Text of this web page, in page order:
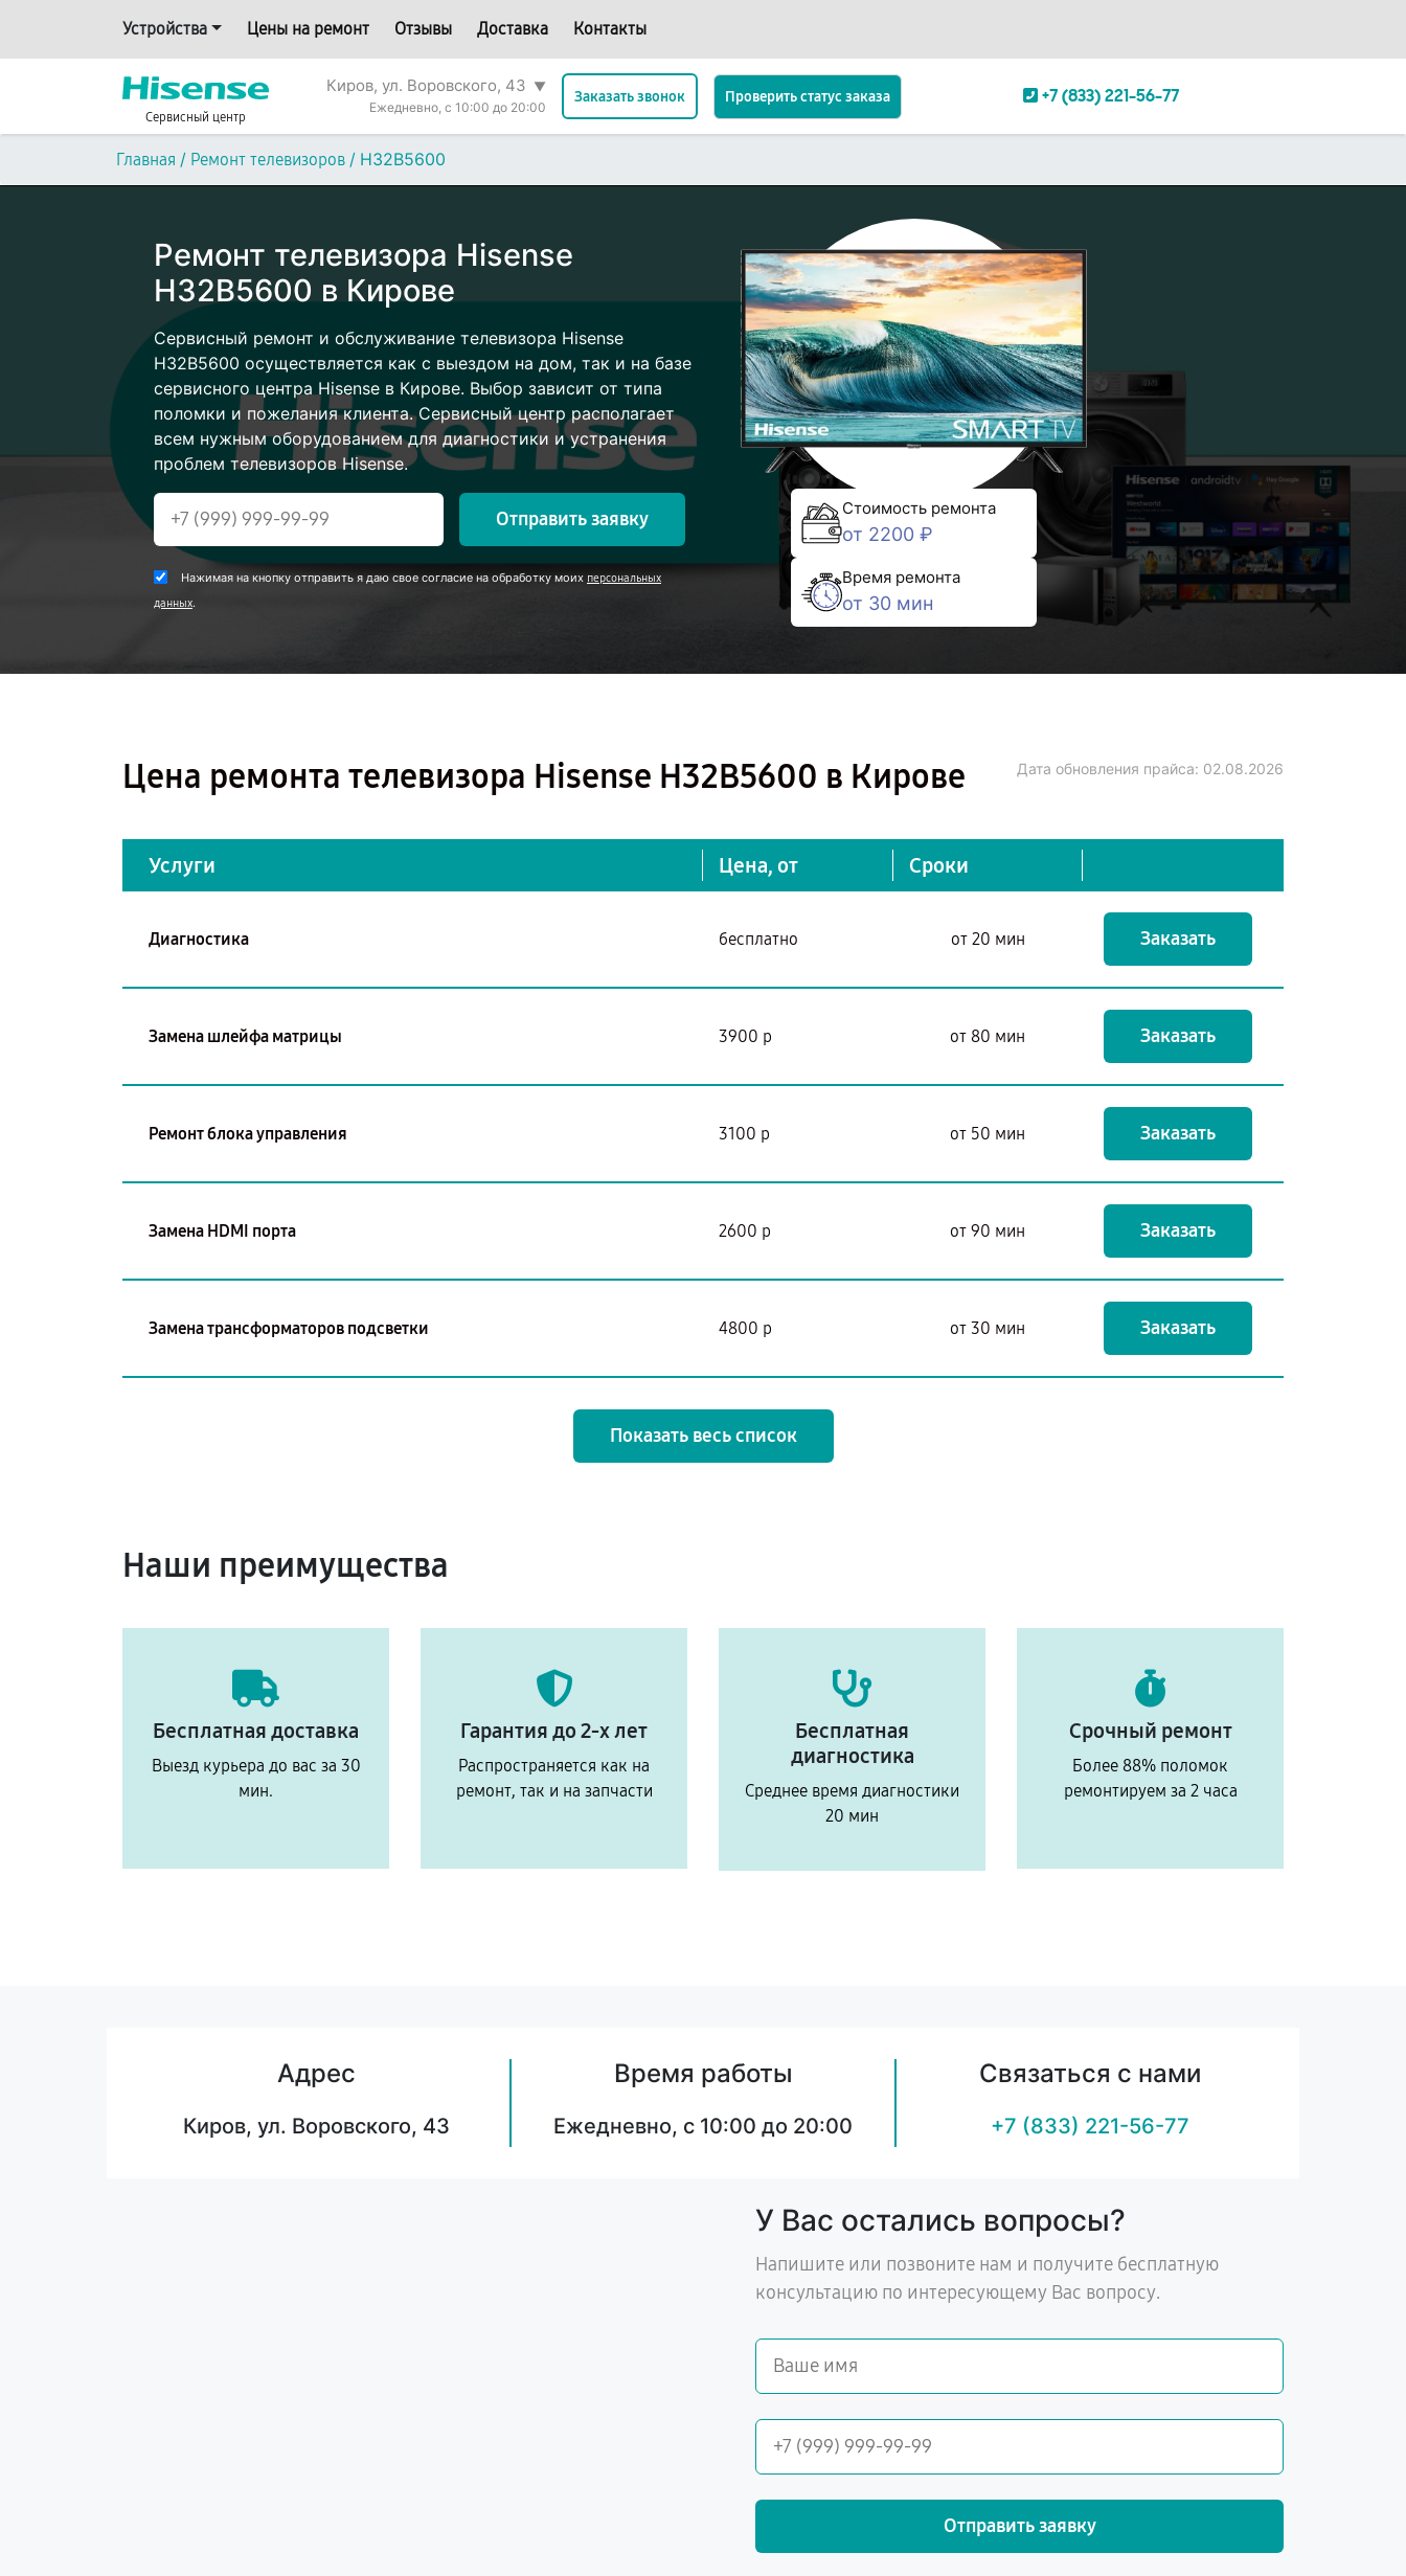
Устройства Цены на ремонт Отзывы Доставка Контакты
Сервисный центр
Киров, ул. Воровского, 43 ▼
Ежедневно, с 10:00 до 20:00
Заказать звонок Проверить статус заказа +7 (833) 221-56-77
Главная / Ремонт телевизоров / H32B5600
Ремонт телевизора Hisense
H32B5600 в Кирове
Сервисный ремонт и обслуживание телевизора Hisense
H32B5600 осуществляется как с выездом на дом, так и на базе
сервисного центра Hisense в Кирове. Выбор зависит от типа
поломки и пожелания клиента. Сервисный центр располагает
всем нужным оборудованием для диагностики и устранения
проблем телевизоров Hisense.
Отправить заявку
Нажимая на кнопку отправить я даю свое согласие на обработку моих персональных
данных.
Стоимость ремонта
от 2200 ₽
Время ремонта
от 30 мин
Цена ремонта телевизора Hisense H32B5600 в Кирове Дата обновления прайса: 02.08.2026
Услуги Цена, от Сроки
Диагностика бесплатно от 20 мин Заказать
Замена шлейфа матрицы 3900 р от 80 мин Заказать
Ремонт блока управления 3100 р от 50 мин Заказать
Замена HDMI порта 2600 р от 90 мин Заказать
Замена трансформаторов подсветки 4800 р от 30 мин Заказать
Показать весь список
Наши преимущества
Бесплатная доставка
Выезд курьера до вас за 30
мин.
Гарантия до 2-х лет
Распространяется как на
ремонт, так и на запчасти
Бесплатная
диагностика
Среднее время диагностики
20 мин
Срочный ремонт
Более 88% поломок
ремонтируем за 2 часа
Адрес
Киров, ул. Воровского, 43
Время работы
Ежедневно, с 10:00 до 20:00
Связаться с нами
+7 (833) 221-56-77
У Вас остались вопросы?
Напишите или позвоните нам и получите бесплатную
консультацию по интересующему Вас вопросу.
Отправить заявку